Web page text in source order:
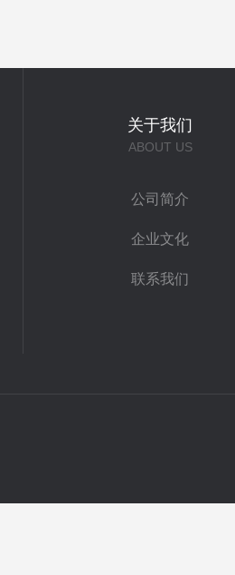
关于我们
ABOUT US
公司简介
企业文化
联系我们